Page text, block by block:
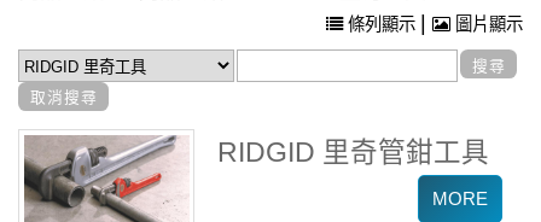
條列顯示 | 圖片顯示
RIDGID 里奇管鉗工具